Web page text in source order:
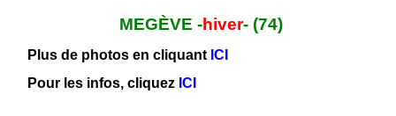
MEGÈVE -hiver- (74)
Plus de photos en cliquant ICI
Pour les infos, cliquez ICI